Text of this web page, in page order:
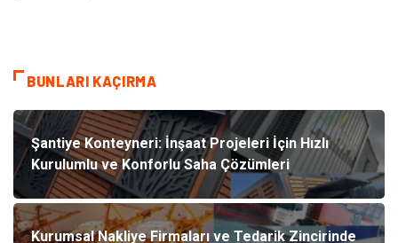
BUNLARI KAÇIRMA
Şantiye Konteyneri: İnşaat Projeleri İçin Hızlı
Kurulumlu ve Konforlu Saha Çözümleri
Kurumsal Nakliye Firmaları ve Tedarik Zincirinde